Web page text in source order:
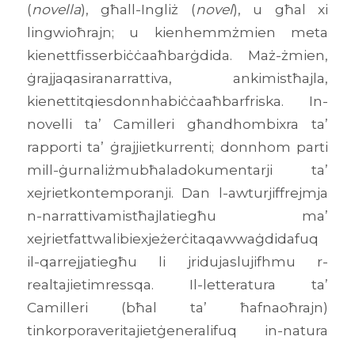
(novella), għall-Ingliż (novel), u għal xi
lingwioħrajn; u kienhemmżmien meta
kienettfisserbiċċaaħbarġdida. Maż-żmien,
ġrajjaqasiranarrattiva, ankimistħajla,
kienettitqiesdonnhabiċċaaħbarfriska. In-
novelli ta’ Camilleri għandhombixra ta’
rapporti ta’ ġrajjietkurrenti; donnhom parti
mill-ġurnaliżmubħaladokumentarji ta’
xejrietkontemporanji. Dan l-awturjiffrejmja
n-narrattivamistħajlatiegħu ma’
xejrietfattwalibiexjeżerċitaqawwaġdidafuq
il-qarrejjatiegħu li jridujaslujifhmu r-
realtajietimressqa. Il-letteratura ta’
Camilleri (bħal ta’ ħafnaoħrajn)
tinkorporaveritajietġeneralifuq in-natura